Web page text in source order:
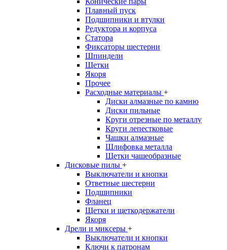
Плавный пуск
Подшипники и втулки
Редуктора и корпуса
Статора
Фиксаторы шестерни
Шпиндели
Щетки
Якоря
Прочее
Расходные материалы +
Диски алмазные по камню
Диски пильные
Круги отрезные по металлу
Круги лепестковые
Чашки алмазные
Шлифовка металла
Щетки чашеобразные
Дисковые пилы +
Выключатели и кнопки
Ответные шестерни
Подшипники
Фланец
Щетки и щеткодержатели
Якоря
Дрели и миксеры +
Выключатели и кнопки
Ключи к патронам